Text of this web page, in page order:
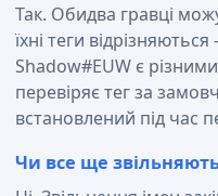
Так. Обидва гравці
їхні теги
Shadow#EUW є
перевіряє тег за
встановлений під час
Чи все ще